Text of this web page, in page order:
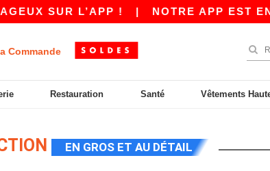
L’APP !|NOTRE APP EST EN LIGNE !
Commande
Restauration Santé Vêtements
EN GROS ET AU DÉTAIL